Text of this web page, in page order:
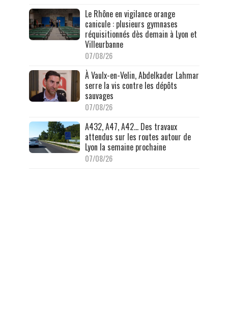
Le Rhône en vigilance orange
canicule : plusieurs gymnases
réquisitionnés dès demain à Lyon et
Villeurbanne
07/08/26
À Vaulx-en-Velin, Abdelkader Lahmar
serre la vis contre les dépôts
sauvages
07/08/26
A432, A47, A42… Des travaux
attendus sur les routes autour de
Lyon la semaine prochaine
07/08/26